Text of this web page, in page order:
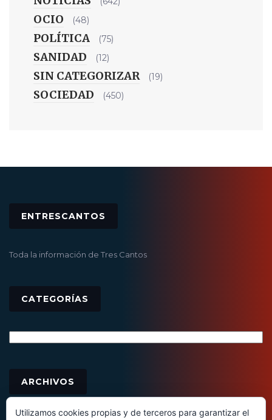
OCIO (48)
POLÍTICA (75)
SANIDAD (12)
SIN CATEGORIZAR (19)
SOCIEDAD (450)
ENTRESCANTOS
Toda la información de Tres Cantos
CATEGORÍAS
ARCHIVOS
Utilizamos cookies propias y de terceros para garantizar el